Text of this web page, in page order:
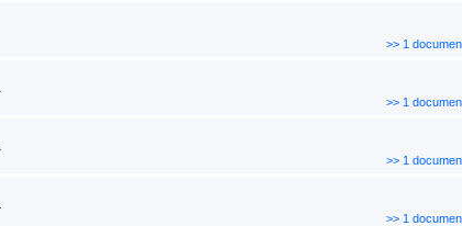
>> 1
>> 1
>> 1
>> 1